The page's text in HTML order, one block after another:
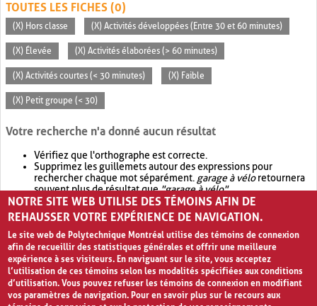
TOUTES LES FICHES (0)
(X) Hors classe (X) Activités développées (Entre 30 et 60 minutes)
(X) Élevée (X) Activités élaborées (> 60 minutes)
(X) Activités courtes (< 30 minutes) (X) Faible
(X) Petit groupe (< 30)
Votre recherche n'a donné aucun résultat
Vérifiez que l'orthographe est correcte.
Supprimez les guillemets autour des expressions pour
rechercher chaque mot séparément. garage à véloretournera
souvent plus de résultat que"garage à vélo".
Envisagez d'élargir votre recherche avec OR.garage OR vélo
retournera souvent plus de résultat quegarage à vélo
NOTRE SITE WEB UTILISE DES TÉMOINS AFIN DE
REHAUSSER VOTRE EXPÉRIENCE DE NAVIGATION.
Le site web de Polytechnique Montréal utilise des témoins de connexion
afin de recueillir des statistiques générales et offrir une meilleure
expérience à ses visiteurs. En naviguant sur le site, vous acceptez
l’utilisation de ces témoins selon les modalités spécifiées aux conditions
d’utilisation. Vous pouvez refuser les témoins de connexion en modifiant
vos paramètres de navigation. Pour en savoir plus sur le recours aux